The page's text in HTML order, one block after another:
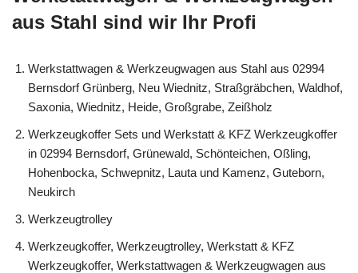
aus Stahl sind wir Ihr Profi
Werkstattwagen & Werkzeugwagen aus Stahl aus 02994
Bernsdorf Grünberg, Neu Wiednitz, Straßgräbchen, Waldhof,
Saxonia, Wiednitz, Heide, Großgrabe, Zeißholz
Werkzeugkoffer Sets und Werkstatt & KFZ Werkzeugkoffer
in 02994 Bernsdorf, Grünewald, Schönteichen, Oßling,
Hohenbocka, Schwepnitz, Lauta und Kamenz, Guteborn,
Neukirch
Werkzeugtrolley
Werkzeugkoffer, Werkzeugtrolley, Werkstatt & KFZ
Werkzeugkoffer, Werkstattwagen & Werkzeugwagen aus